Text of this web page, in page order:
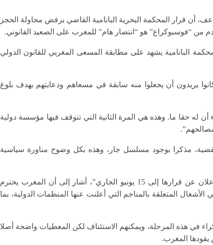
أن قرار المحكمة البحرية البانامية القاضي برفض محاولة الحجز
من “فوسبوكراع” هو “انتصار هام” للمغرب على الصعيد القانوني.
البانامية يشهد على مطابقة المسعى المغربي للقانون الدولي
يريدون أن يجعلوا منه سابقة في مسعاهم ودعايتهم بهدف بلوغ
له حقا ما. وهذه هي المرة الثانية التي تتوقف فيها مؤسسة دولية
مذكرا بوجود مسلسل جار، وهذه بكل وضوح مناورة سياسية
وبعد أن ذكر بمحاولة مماثلة في جنوب إفريقيا، حيث “أجلت المحكمة الاعلان عن قرارها إلى 15 يونيو الجاري”، أشار إلى أن المغرب يحترم
الأشغال المتعلقة بالمناجم التي أعلنت عنها المنظمات الدولية، بما
في هذه المرحلة، ويمكنهم الاستئناف لكن المعطيات واضحة أصلا
يقودها المغرب.